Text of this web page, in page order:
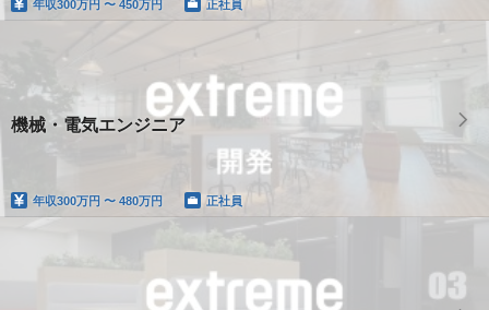
年収300万円 〜 450万円 正社員
機械・電気エンジニア
年収300万円 〜 480万円 正社員